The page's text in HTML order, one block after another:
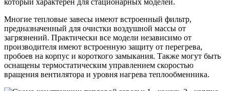
который характерен для стационарных моделей.
Многие тепловые завесы имеют встроенный фильтр,
предназначенный для очистки воздушной массы от
загрязнений. Практически все модели независимо от
производителя имеют встроенную защиту от перегрева,
пробоев на корпус и короткого замыкания. Также могут быть
оснащены термостатическим управлением скоростью
вращения вентилятора и уровня нагрева теплообменника.